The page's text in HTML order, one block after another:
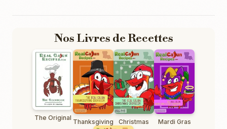
Nos Livres de Recettes
The Original Thanksgiving Christmas Mardi Gras